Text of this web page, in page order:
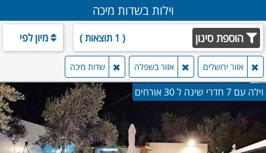
וילות בשדות מיכה
הוספת סינון ( 1 תוצאות ) מיון לפי
אזור ירושלים אזור בשפלה שדות מיכה
וילה עם 7 חדרי שינה ל 30 אורחים